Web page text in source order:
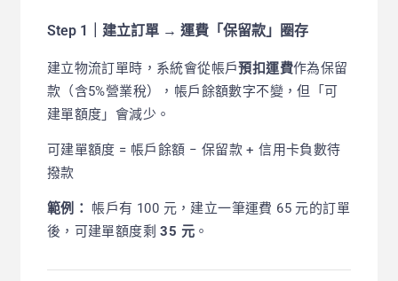
Step 1｜建立訂單 → 運費「保留款」圈存
建立物流訂單時，系統會從帳戶預扣運費作為保留
款（含5%營業稅），帳戶餘額數字不變，但「可
建單額度」會減少。
可建單額度 = 帳戶餘額 − 保留款 + 信用卡負數待
撥款
範例： 帳戶有 100 元，建立一筆運費 65 元的訂單
後，可建單額度剩35 元 。